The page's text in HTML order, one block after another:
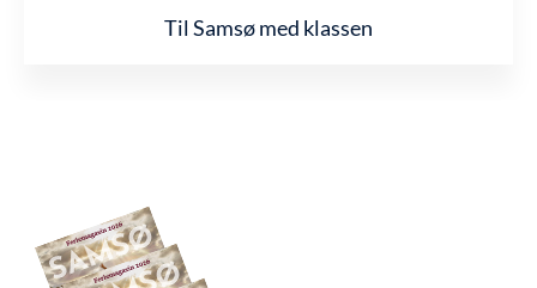
Til Samsø med klassen